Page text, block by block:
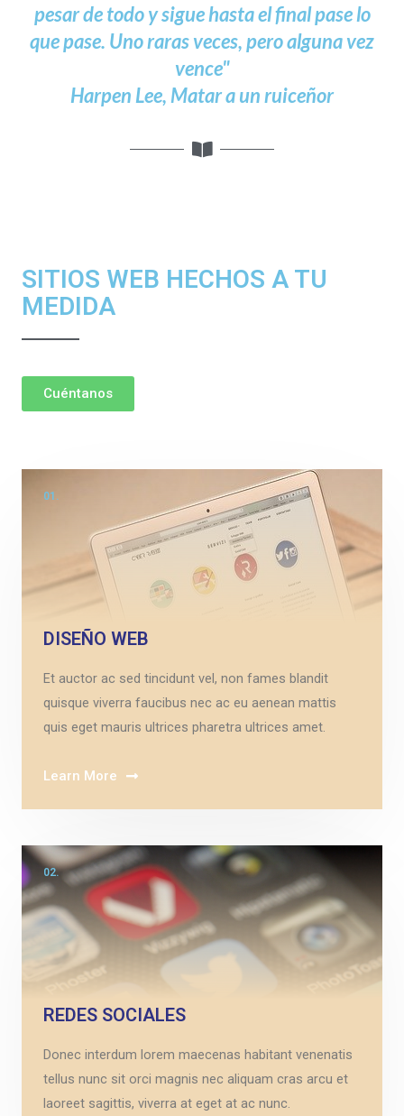
pesar de todo y sigue hasta el final pase lo
que pase. Uno raras veces, pero alguna vez
vence"
Harpen Lee, Matar a un ruiceñor
SITIOS WEB HECHOS A TU
MEDIDA
Cuéntanos
01.
DISEÑO WEB
Et auctor ac sed tincidunt vel, non fames blandit
quisque viverra faucibus nec ac eu aenean mattis
quis eget mauris ultrices pharetra ultrices amet.
Learn More
02.
REDES SOCIALES
Donec interdum lorem maecenas habitant venenatis
tellus nunc sit orci magnis nec aliquam cras arcu et
laoreet sagittis, viverra at eget at ac nunc.